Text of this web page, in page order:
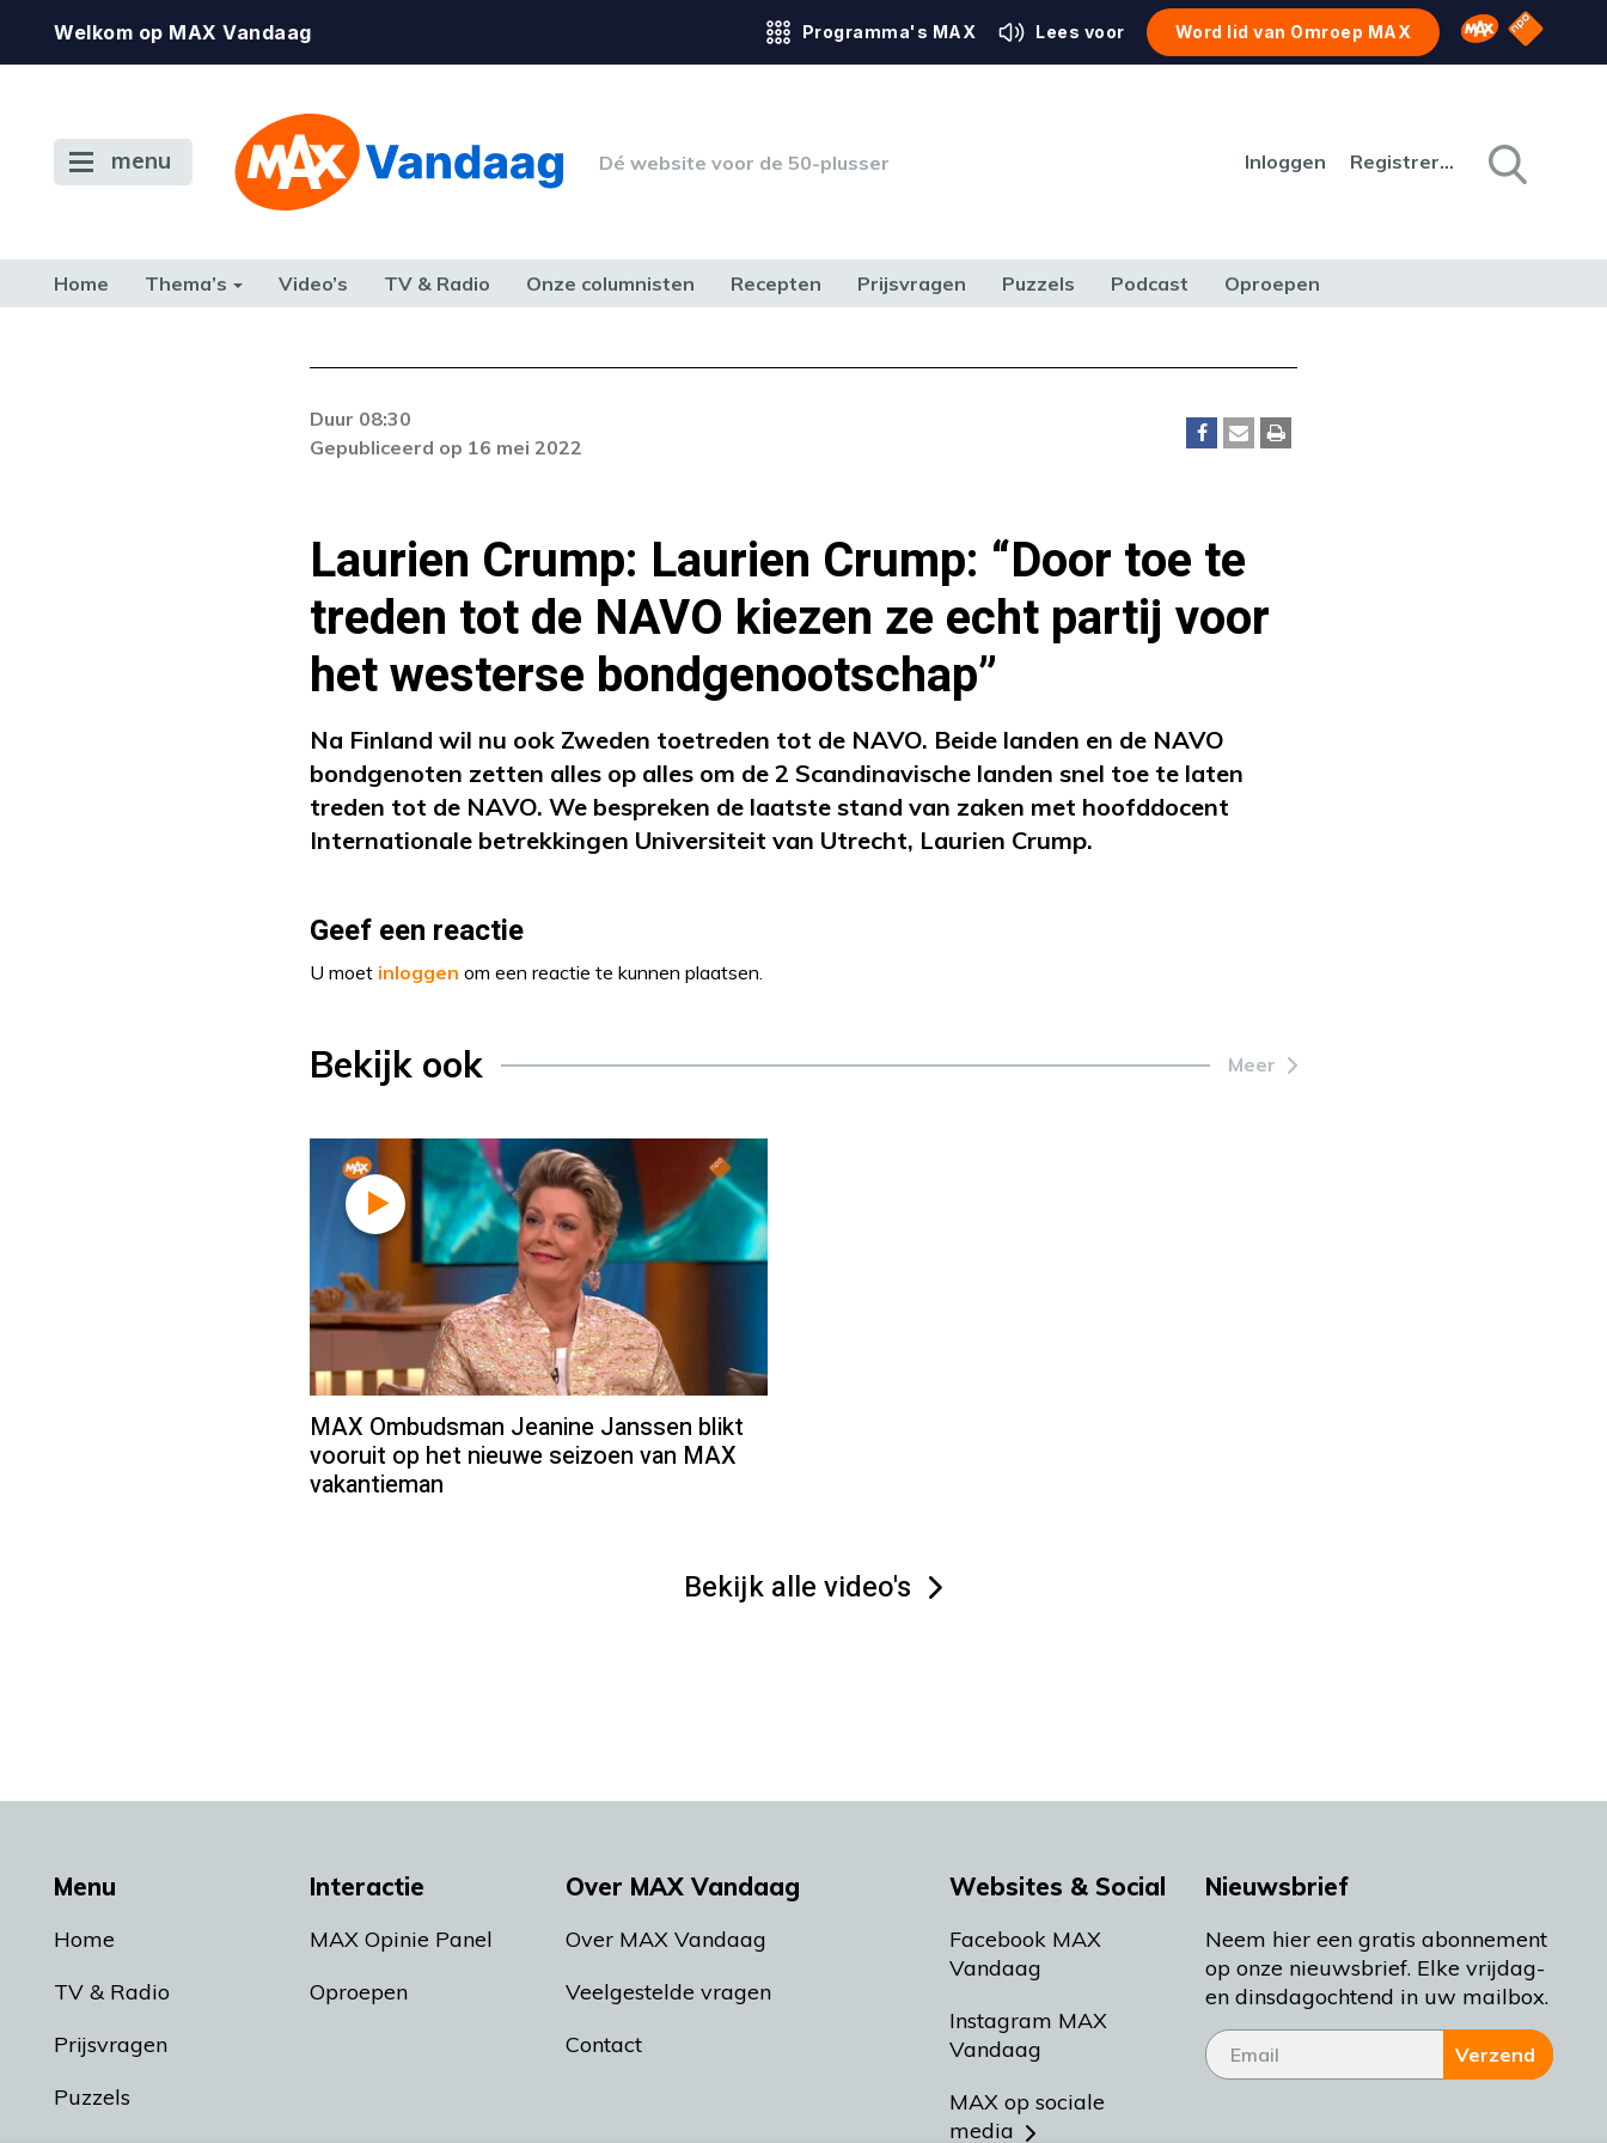
Welkom op MAX Vandaag Programma's MAX Lees voor Word lid van Omroep MAX Omroep MAX
NPO
menu Dé website voor de 50-plusser Inloggen Registreren
Home Thema’s Video’s TV & Radio Onze columnisten Recepten Prijsvragen Puzzels Podcast Oproepen
De gewenste stream is op dit moment niet
beschikbaar. Als het probleem zich blijft voordoen,
Duur 08:30
Gepubliceerd op 16 mei 2022
Laurien Crump: Laurien Crump: “Door toe te
treden tot de NAVO kiezen ze echt partij voor
het westerse bondgenootschap”
Na Finland wil nu ook Zweden toetreden tot de NAVO. Beide landen en de NAVO
bondgenoten zetten alles op alles om de 2 Scandinavische landen snel toe te laten
treden tot de NAVO. We bespreken de laatste stand van zaken met hoofddocent
Internationale betrekkingen Universiteit van Utrecht, Laurien Crump.
Geef een reactie
U moet inloggen om een reactie te kunnen plaatsen.
Bekijk ook Meer
MAX Ombudsman Jeanine Janssen blikt
vooruit op het nieuwe seizoen van MAX
vakantieman
Bekijk alle video's
Menu
Home
TV & Radio
Prijsvragen
Puzzels
Interactie
MAX Opinie Panel
Oproepen
Over MAX Vandaag
Over MAX Vandaag
Veelgestelde vragen
Contact
Websites & Social
Facebook MAX
Vandaag
Instagram MAX
Vandaag
MAX op sociale
media
Nieuwsbrief
Neem hier een gratis abonnement
op onze nieuwsbrief. Elke vrijdag-
en dinsdagochtend in uw mailbox.
Verzend